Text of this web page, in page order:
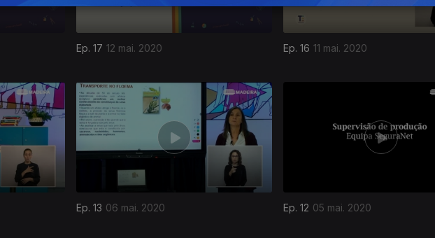
Ep. 17 12 mai. 2020 Ep. 16 11 mai. 2020
Ep. 13 06 mai. 2020 Ep. 12 05 mai. 2020